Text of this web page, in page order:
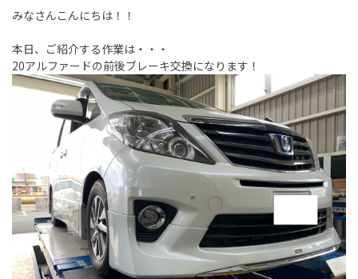
みなさんこんにちは！！
本日、ご紹介する作業は・・・
20アルファードの前後ブレーキ交換になります！